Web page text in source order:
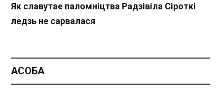
Як славутае паломніцтва Радзівіла Сіроткі
ледзь не сарвалася
АСОБА